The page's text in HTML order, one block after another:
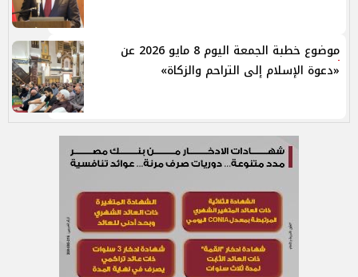
موضوع خطبة الجمعة اليوم 8 مايو 2026 عن
«دعوة الإسلام إلى التراحم والزكاة»